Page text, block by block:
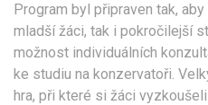
Program byl připraven tak,
mladší žáci, tak i pokročilejší
možnost individuálních
ke studiu na konzervatoři.
hra, při které si žáci